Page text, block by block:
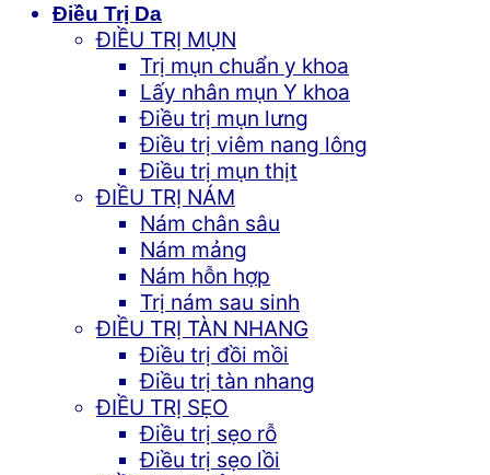
Điều Trị Da
ĐIỀU TRỊ MỤN
Trị mụn chuẩn y khoa
Lấy nhân mụn Y khoa
Điều trị mụn lưng
Điều trị viêm nang lông
Điều trị mụn thịt
ĐIỀU TRỊ NÁM
Nám chân sâu
Nám mảng
Nám hỗn hợp
Trị nám sau sinh
ĐIỀU TRỊ TÀN NHANG
Điều trị đồi mồi
Điều trị tàn nhang
ĐIỀU TRỊ SẸO
Điều trị sẹo rỗ
Điều trị sẹo lồi